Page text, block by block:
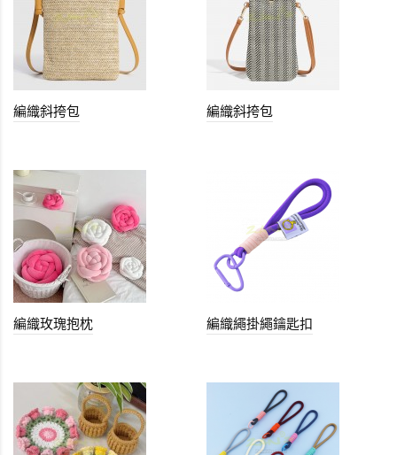
編織斜挎包 編織斜挎包
編織玫瑰抱枕 編織繩掛繩鑰匙扣